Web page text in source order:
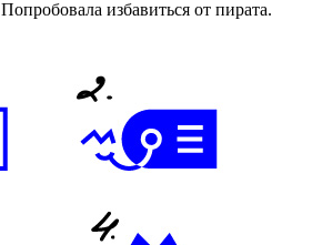
Попробовала избавиться от пирата.